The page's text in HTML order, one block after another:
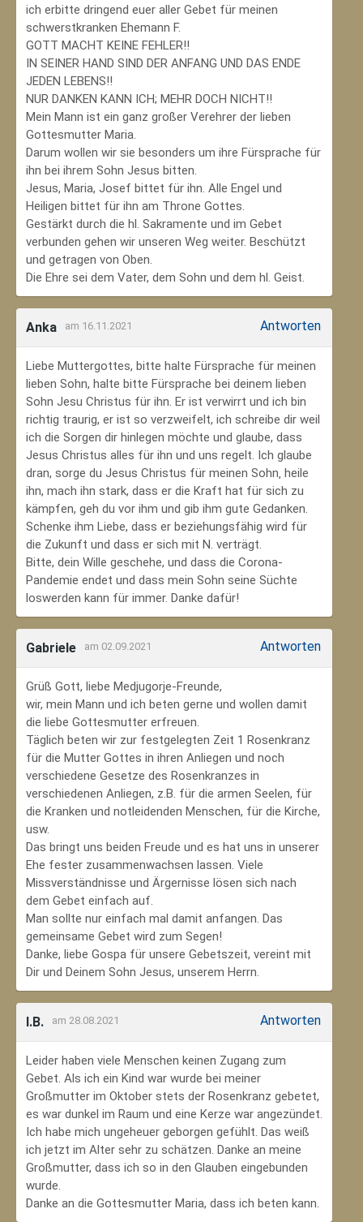
ich erbitte dringend euer aller Gebet für meinen
schwerstkranken Ehemann F.
GOTT MACHT KEINE FEHLER!!
IN SEINER HAND SIND DER ANFANG UND DAS ENDE
JEDEN LEBENS!!
NUR DANKEN KANN ICH; MEHR DOCH NICHT!!
Mein Mann ist ein ganz großer Verehrer der lieben
Gottesmutter Maria.
Darum wollen wir sie besonders um ihre Fürsprache für
ihn bei ihrem Sohn Jesus bitten.
Jesus, Maria, Josef bittet für ihn. Alle Engel und
Heiligen bittet für ihn am Throne Gottes.
Gestärkt durch die hl. Sakramente und im Gebet
verbunden gehen wir unseren Weg weiter. Beschützt
und getragen von Oben.
Die Ehre sei dem Vater, dem Sohn und dem hl. Geist.
Anka am 16.11.2021 Antworten
Liebe Muttergottes, bitte halte Fürsprache für meinen
lieben Sohn, halte bitte Fürsprache bei deinem lieben
Sohn Jesu Christus für ihn. Er ist verwirrt und ich bin
richtig traurig, er ist so verzweifelt, ich schreibe dir weil
ich die Sorgen dir hinlegen möchte und glaube, dass
Jesus Christus alles für ihn und uns regelt. Ich glaube
dran, sorge du Jesus Christus für meinen Sohn‚ heile
ihn, mach ihn stark, dass er die Kraft hat für sich zu
kämpfen, geh du vor ihm und gib ihm gute Gedanken.
Schenke ihm Liebe, dass er beziehungsfähig wird für
die Zukunft und dass er sich mit N. verträgt.
Bitte, dein Wille geschehe, und dass die Corona-
Pandemie endet und dass mein Sohn seine Süchte
loswerden kann für immer. Danke dafür!
Gabriele am 02.09.2021 Antworten
Grüß Gott, liebe Medjugorje-Freunde,
wir, mein Mann und ich beten gerne und wollen damit
die liebe Gottesmutter erfreuen.
Täglich beten wir zur festgelegten Zeit 1 Rosenkranz
für die Mutter Gottes in ihren Anliegen und noch
verschiedene Gesetze des Rosenkranzes in
verschiedenen Anliegen, z.B. für die armen Seelen, für
die Kranken und notleidenden Menschen, für die Kirche,
usw.
Das bringt uns beiden Freude und es hat uns in unserer
Ehe fester zusammenwachsen lassen. Viele
Missverständnisse und Ärgernisse lösen sich nach
dem Gebet einfach auf.
Man sollte nur einfach mal damit anfangen. Das
gemeinsame Gebet wird zum Segen!
Danke, liebe Gospa für unsere Gebetszeit, vereint mit
Dir und Deinem Sohn Jesus, unserem Herrn.
I.B. am 28.08.2021 Antworten
Leider haben viele Menschen keinen Zugang zum
Gebet. Als ich ein Kind war wurde bei meiner
Großmutter im Oktober stets der Rosenkranz gebetet,
es war dunkel im Raum und eine Kerze war angezündet.
Ich habe mich ungeheuer geborgen gefühlt. Das weiß
ich jetzt im Alter sehr zu schätzen. Danke an meine
Großmutter, dass ich so in den Glauben eingebunden
wurde.
Danke an die Gottesmutter Maria, dass ich beten kann.